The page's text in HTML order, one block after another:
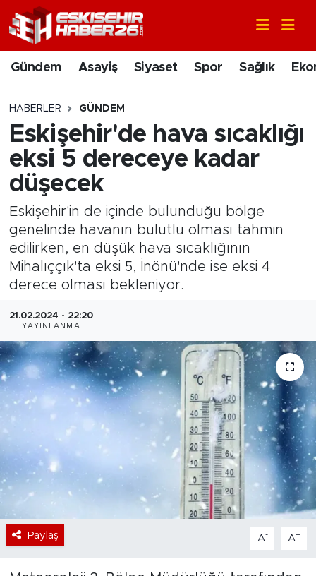
Gündem Asayiş Siyaset Spor Sağlık
HABERLER GÜNDEM
Eskişehir'de hava sıcaklığı
eksi 5 dereceye kadar
düşecek
Eskişehir'in de içinde bulunduğu bölge
genelinde havanın bulutlu olması tahmin
edilirken, en düşük hava sıcaklığının
Mihalıççık'ta eksi 5, İnönü'nde ise eksi 4
derece olması bekleniyor.
21.02.2024 - 22:20
YAYINLANMA
Paylaş A- A+
Gündem
Asayiş
Siyaset
Spor
Sağlık
Ekonomi
Eğitim
Bölge
Teknoloji
Magazin
Dünya
Nöbetçi Eczaneler
Hava Durumu
Trafik Durumu
Süper Lig Puan Durumu ve Fikstür
Tüm Manşetler
Son Dakika Haberleri
Haber Arşivi